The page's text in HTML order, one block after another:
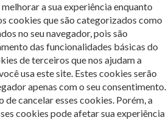
a sua experiência enquanto
cookies que são categorizados como
no seu navegador, pois são
das funcionalidades básicas do
de terceiros que nos ajudam a
usa este site. Estes cookies serão
apenas com o seu consentimento.
cancelar esses cookies. Porém, a
cookies pode afetar sua experiência